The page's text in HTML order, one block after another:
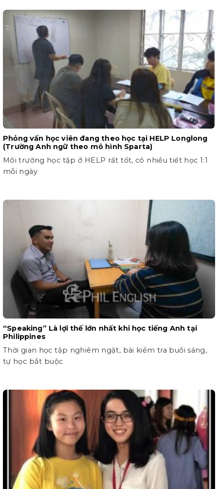
Phỏng vấn học viên đang theo học tại HELP Longlong
(Trường Anh ngữ theo mô hình Sparta)
Môi trường học tập ở HELP rất tốt, có nhiều tiết học 1:1
mỗi ngày
“Speaking” Là lợi thế lớn nhất khi học tiếng Anh tại
Philippines
Thời gian học tập nghiêm ngặt, bài kiểm tra buổi sáng,
tự học bắt buộc